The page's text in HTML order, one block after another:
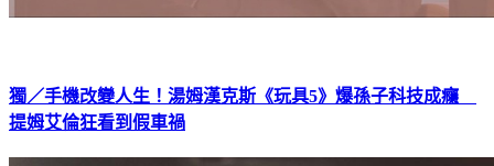
獨／手機改變人生！湯姆漢克斯《玩具5》爆孫子科技成癮
提姆艾倫狂看到假車禍